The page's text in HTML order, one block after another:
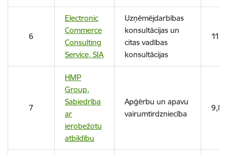
6
Electronic
Commerce
Consulting
Service, SIA
Uzņēmējdarbības
konsultācijas un
citas vadības
konsultācijas
7
HMP
Group,
Sabiedrība
ar
ierobežotu
atbildību
Apģērbu un apavu
vairumtirdzniecība